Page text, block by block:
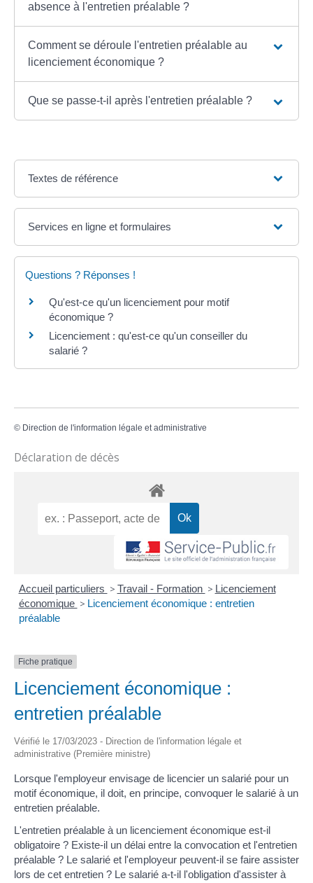
absence à l'entretien préalable ?
Comment se déroule l'entretien préalable au
licenciement économique ?
Que se passe-t-il après l'entretien préalable ?
Textes de référence
Services en ligne et formulaires
Questions ? Réponses !
Qu'est-ce qu'un licenciement pour motif
économique ?
Licenciement : qu'est-ce qu'un conseiller du
salarié ?
© Direction de l'information légale et administrative
Déclaration de décès
Accueil particuliers > Travail - Formation > Licenciement
économique > Licenciement économique : entretien
préalable
Fiche pratique
Licenciement économique :
entretien préalable
Vérifié le 17/03/2023 - Direction de l'information légale et
administrative (Première ministre)
Lorsque l'employeur envisage de licencier un salarié pour un
motif économique, il doit, en principe, convoquer le salarié à un
entretien préalable.
L'entretien préalable à un licenciement économique est-il
obligatoire ? Existe-il un délai entre la convocation et l'entretien
préalable ? Le salarié et l'employeur peuvent-il se faire assister
lors de cet entretien ? Le salarié a-t-il l'obligation d'assister à